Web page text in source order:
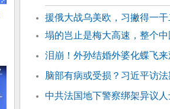
援俄大战乌美欧，习撇得一
塌的岂止是梅大高速，整个中
泪崩！外孙结婚外婆化蝶飞
脑部有病或受损？习近平访
中共法国地下警察绑架异议